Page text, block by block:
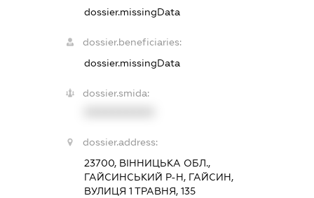
dossier.missingData
dossier.beneficiaries:
dossier.missingData
dossier.smida:
dossier.address:
23700, ВІННИЦЬКА ОБЛ.,
ГАЙСИНСЬКИЙ Р-Н, ГАЙСИН,
ВУЛИЦЯ 1 ТРАВНЯ, 135